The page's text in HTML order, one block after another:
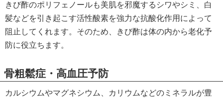
きび酢のポリフェノールも美肌を邪魔するシワやシミ、白
髪などを引き起こす活性酸素を強力な抗酸化作用によって
阻止してくれます。そのため、きび酢は体の内から老化予
防に役立ちます。
骨粗鬆症・高血圧予防
カルシウムやマグネシウム、カリウムなどのミネラルが豊